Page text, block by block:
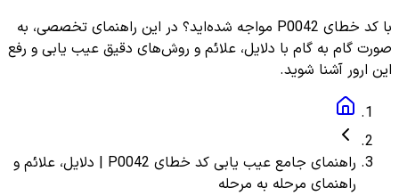
با کد خطای P0042 مواجه شده‌اید؟ در این راهنمای تخصصی، به
صورت گام به گام با دلایل، علائم و روش‌های دقیق عیب یابی و رفع
این ارور آشنا شوید.
راهنمای جامع عیب یابی کد خطای P0042 | دلایل، علائم و
راهنمای مرحله به مرحله